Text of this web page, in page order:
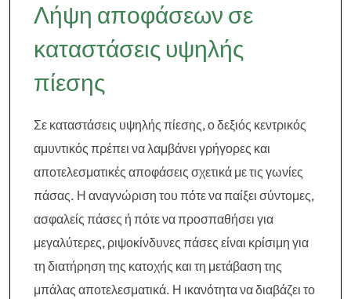
Λήψη αποφάσεων σε
καταστάσεις υψηλής
πίεσης
Σε καταστάσεις υψηλής πίεσης, ο δεξιός κεντρικός
αμυντικός πρέπει να λαμβάνει γρήγορες και
αποτελεσματικές αποφάσεις σχετικά με τις γωνίες
πάσας. Η αναγνώριση του πότε να παίξει σύντομες,
ασφαλείς πάσες ή πότε να προσπαθήσει για
μεγαλύτερες, ριψοκίνδυνες πάσες είναι κρίσιμη για
τη διατήρηση της κατοχής και τη μετάβαση της
μπάλας αποτελεσματικά. Η ικανότητα να διαβάζει το